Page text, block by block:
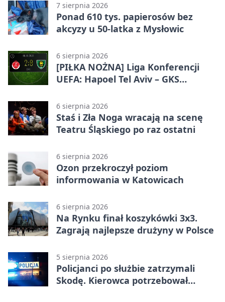
7 sierpnia 2026
Ponad 610 tys. papierosów bez
akcyzy u 50-latka z Mysłowic
6 sierpnia 2026
[PIŁKA NOŻNA] Liga Konferencji
UEFA: Hapoel Tel Aviv – GKS
rundy kwalifikacyjnej
6 sierpnia 2026
Staś i Zła Noga wracają na scenę
Teatru Śląskiego po raz ostatni
6 sierpnia 2026
Ozon przekroczył poziom
informowania w Katowicach
6 sierpnia 2026
Na Rynku finał koszykówki 3x3.
Zagrają najlepsze drużyny w Polsce
5 sierpnia 2026
Policjanci po służbie zatrzymali
Skodę. Kierowca potrzebował